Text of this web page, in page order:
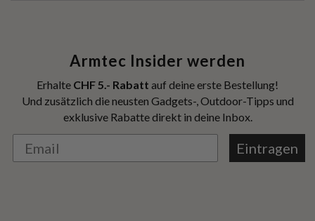
Armtec Insider werden
Erhalte CHF 5.- Rabatt auf deine erste Bestellung!
Und zusätzlich die neusten Gadgets-, Outdoor-Tipps und
exklusive Rabatte direkt in deine Inbox.
Eintragen